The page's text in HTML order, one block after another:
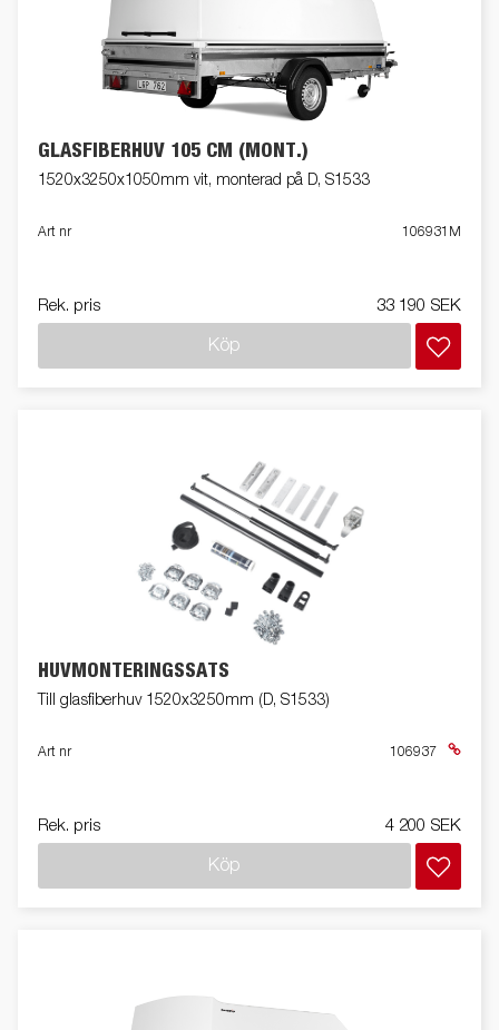
GLASFIBERHUV 105 CM (MONT.)
1520x3250x1050mm vit, monterad på D, S1533
Art nr 106931M
Rek. pris 33 190 SEK
Köp
HUVMONTERINGSSATS
Till glasfiberhuv 1520x3250mm (D, S1533)
Art nr 106937
Rek. pris 4 200 SEK
Köp